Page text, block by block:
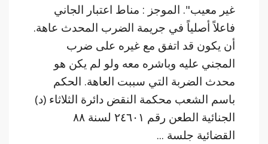
غير معيب". الموجز : مناط اعتبار الجاني
فاعلاً أصلياً في جريمة الضرب المحدث عاهة.
أن يكون قد اتفق مع غيره على ضرب
المجني عليه وباشره معه ولو لم يكن هو
محدث الضربة التي سببت العاهة. الحكم
باسم الشعب محكمة النقض دائرة الثلاثاء (د)
الجنائية الطعن رقم ٢٤٦٠١ لسنة ٨٨
القضائية جلسة ...